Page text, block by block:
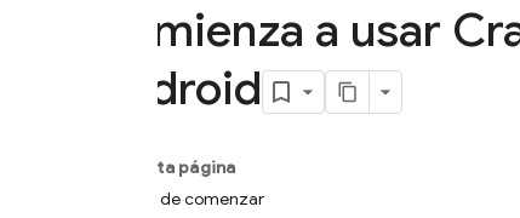
Comienza a usar
Android
En esta página
Antes de comenzar